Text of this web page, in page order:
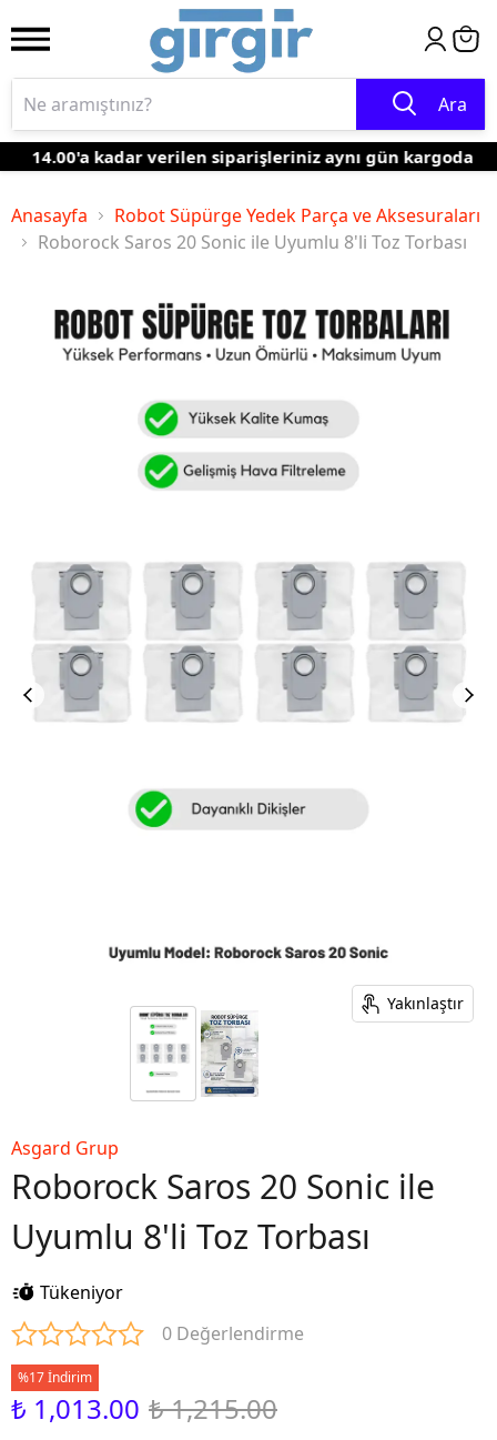
Ara
14.00'a kadar verilen siparişleriniz aynı gün kargoda
Anasayfa
Robot Süpürge Yedek Parça ve Aksesuraları
Roborock Saros 20 Sonic ile Uyumlu 8'li Toz Torbası
Yakınlaştır
Asgard Grup
Roborock Saros 20 Sonic ile
Uyumlu 8'li Toz Torbası
Tükeniyor
0 Değerlendirme
%17 İndirim
₺ 1,013.00 ₺ 1,215.00